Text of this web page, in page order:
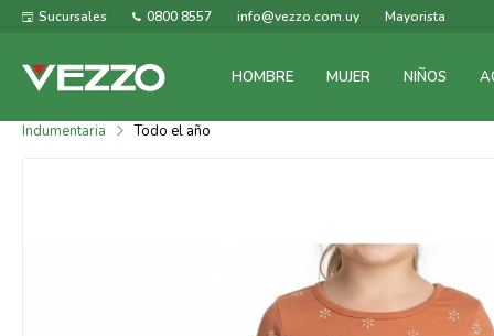
HOMBRE MUJER NIÑOS
Sucursales 0800 8557 info@vezzo.com.uy Mayorista
Indumentaria Todo el año